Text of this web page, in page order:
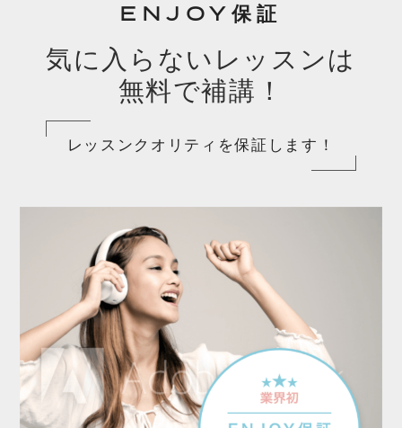
ENJOY保証
気に入らないレッスンは
無料で補講！
レッスンクオリティを保証します！